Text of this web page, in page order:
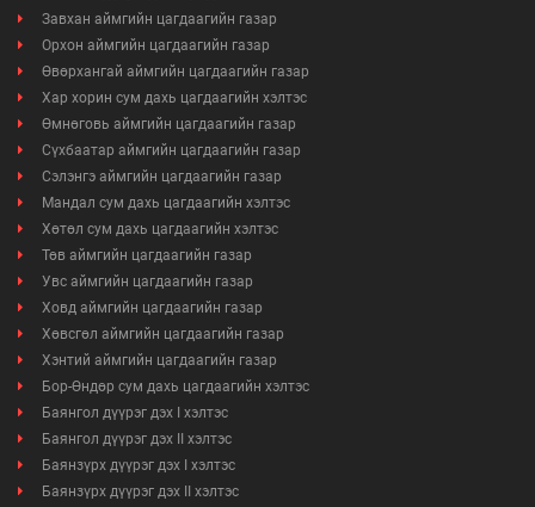
Завхан аймгийн цагдаагийн газар
Орхон аймгийн цагдаагийн газар
Өвөрхангай аймгийн цагдаагийн газар
Хар хорин сум дахь цагдаагийн хэлтэс
Өмнөговь аймгийн цагдаагийн газар
Сүхбаатар аймгийн цагдаагийн газар
Сэлэнгэ аймгийн цагдаагийн газар
Мандал сум дахь цагдаагийн хэлтэс
Хөтөл сум дахь цагдаагийн хэлтэс
Төв аймгийн цагдаагийн газар
Увс аймгийн цагдаагийн газар
Ховд аймгийн цагдаагийн газар
Хөвсгөл аймгийн цагдаагийн газар
Хэнтий аймгийн цагдаагийн газар
Бор-Өндөр сум дахь цагдаагийн хэлтэс
Баянгол дүүрэг дэх I хэлтэс
Баянгол дүүрэг дэх II хэлтэс
Баянзүрх дүүрэг дэх I хэлтэс
Баянзүрх дүүрэг дэх II хэлтэс